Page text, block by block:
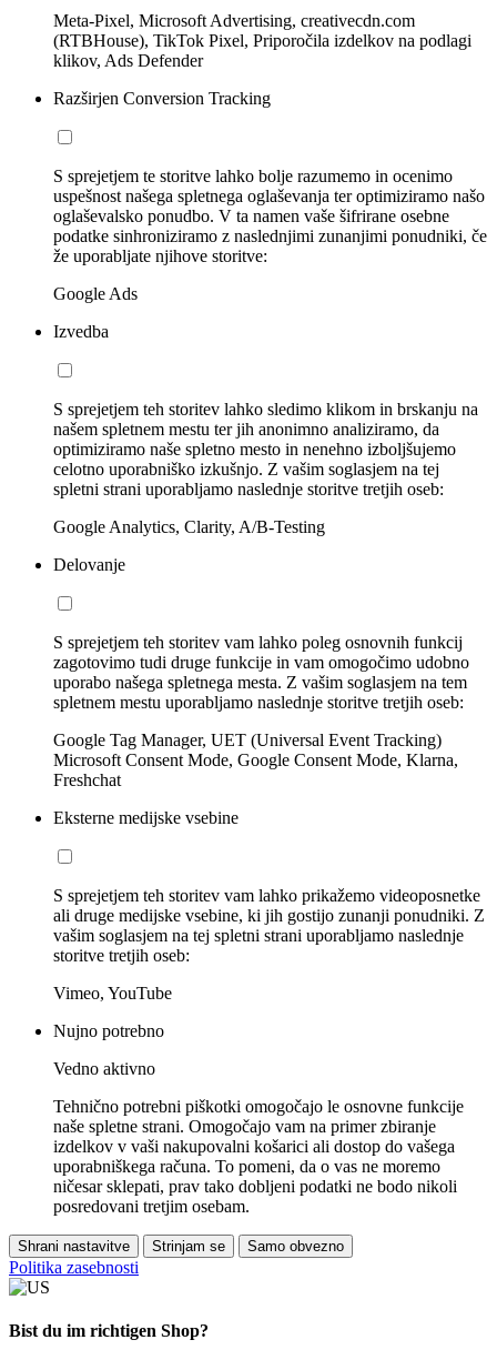
Meta-Pixel, Microsoft Advertising, creativecdn.com
(RTBHouse), TikTok Pixel, Priporočila izdelkov na podlagi
klikov, Ads Defender
Razširjen Conversion Tracking
S sprejetjem te storitve lahko bolje razumemo in ocenimo
uspešnost našega spletnega oglaševanja ter optimiziramo našo
oglaševalsko ponudbo. V ta namen vaše šifrirane osebne
podatke sinhroniziramo z naslednjimi zunanjimi ponudniki, če
že uporabljate njihove storitve:
Google Ads
Izvedba
S sprejetjem teh storitev lahko sledimo klikom in brskanju na
našem spletnem mestu ter jih anonimno analiziramo, da
optimiziramo naše spletno mesto in nenehno izboljšujemo
celotno uporabniško izkušnjo. Z vašim soglasjem na tej
spletni strani uporabljamo naslednje storitve tretjih oseb:
Google Analytics, Clarity, A/B-Testing
Delovanje
S sprejetjem teh storitev vam lahko poleg osnovnih funkcij
zagotovimo tudi druge funkcije in vam omogočimo udobno
uporabo našega spletnega mesta. Z vašim soglasjem na tem
spletnem mestu uporabljamo naslednje storitve tretjih oseb:
Google Tag Manager, UET (Universal Event Tracking)
Microsoft Consent Mode, Google Consent Mode, Klarna,
Freshchat
Eksterne medijske vsebine
S sprejetjem teh storitev vam lahko prikažemo videoposnetke
ali druge medijske vsebine, ki jih gostijo zunanji ponudniki. Z
vašim soglasjem na tej spletni strani uporabljamo naslednje
storitve tretjih oseb:
Vimeo, YouTube
Nujno potrebno
Vedno aktivno
Tehnično potrebni piškotki omogočajo le osnovne funkcije
naše spletne strani. Omogočajo vam na primer zbiranje
izdelkov v vaši nakupovalni košarici ali dostop do vašega
uporabniškega računa. To pomeni, da o vas ne moremo
ničesar sklepati, prav tako dobljeni podatki ne bodo nikoli
posredovani tretjim osebam.
Shrani nastavitve Strinjam se Samo obvezno
Politika zasebnosti
Bist du im richtigen Shop?